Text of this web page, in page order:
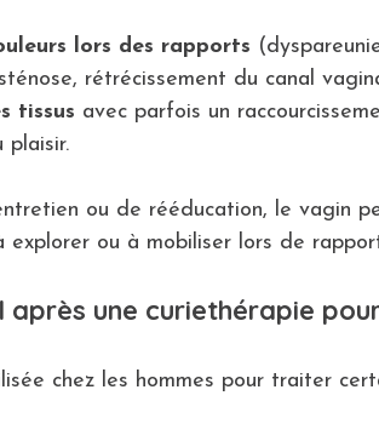
lors des rapports
rétrécissement du canal
tissus avec parfois un
plaisir.
ou de rééducation, le vagin
ou à mobiliser lors de
après une curiethérapie
chez les hommes pour traiter